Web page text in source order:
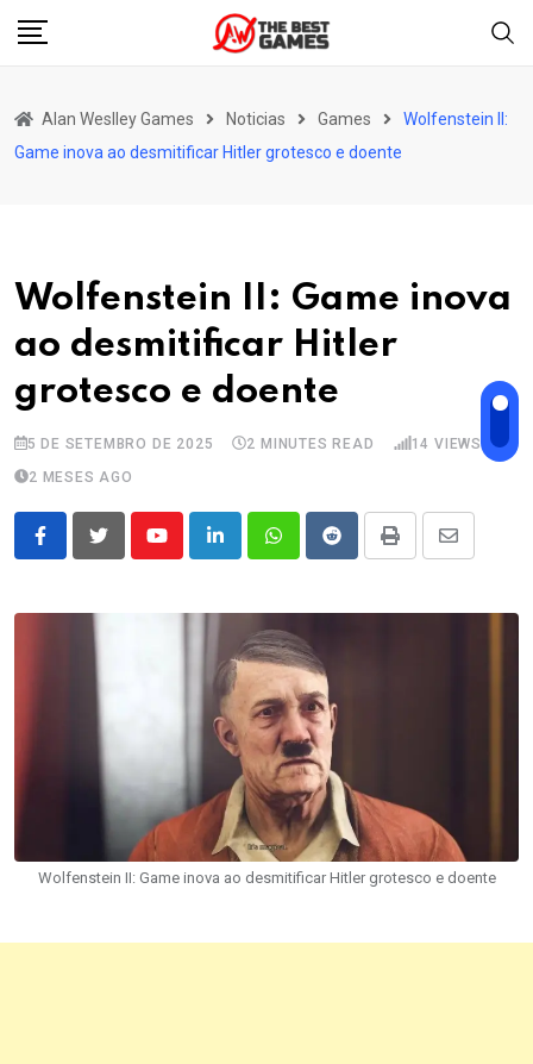
Skip
Alan Weslley Games Noticias Games
Wolfenstein II:
Game inova ao desmitificar Hitler grotesco e doente
Wolfenstein II: Game inova
ao desmitificar Hitler
grotesco e doente
5 DE SETEMBRO DE 2025 2 MINUTES READ 14 VIEWS
2 MESES AGO
YoutubeLinkedInWhatsappRedditPrint
Share
Email
Wolfenstein II: Game inova ao desmitificar Hitler grotesco e doente